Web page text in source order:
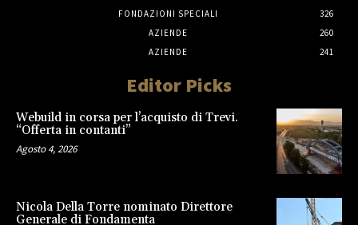
FONDAZIONI SPECIALI
326
AZIENDE
260
AZIENDE
241
Editor Picks
Webuild in corsa per l’acquisto di Trevi.
“Offerta in contanti”
Agosto 4, 2026
Nicola Della Torre nominato Direttore
Generale di Fondamenta